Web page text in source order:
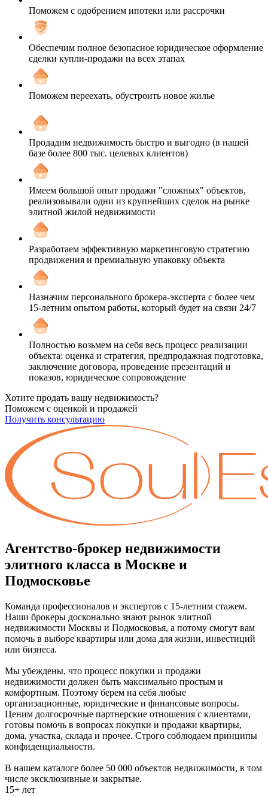
Поможем с одобрением ипотеки или рассрочки
Обеспечим полное безопасное юридическое оформление
сделки купли-продажи на всех этапах
Поможем переехать, обустроить новое жилье
Продадим недвижимость быстро и выгодно (в нашей
базе более 800 тыс. целевых клиентов)
Имеем большой опыт продажи "сложных" объектов,
реализовывали одни из крупнейших сделок на рынке
элитной жилой недвижимости
Разработаем эффективную маркетинговую стратегию
продвижения и премиальную упаковку объекта
Назначим персонального брокера-эксперта с более чем
15-летним опытом работы, который будет на связи 24/7
Полностью возьмем на себя весь процесс реализации
объекта: оценка и стратегия, предпродажная подготовка,
заключение договора, проведение презентаций и
показов, юридическое сопровождение
Хотите продать вашу недвижимость?
Поможем с оценкой и продажей
Получить консультацию
Агентство-брокер недвижимости
элитного класса в Москве и
Подмосковье
Команда профессионалов и экспертов с 15-летним стажем.
Наши брокеры досконально знают рынок элитной
недвижимости Москвы и Подмосковья, а потому смогут вам
помочь в выборе квартиры или дома для жизни, инвестиций
или бизнеса.
Мы убеждены, что процесс покупки и продажи
недвижимости должен быть максимально простым и
комфортным. Поэтому берем на себя любые
организационные, юридические и финансовые вопросы.
Ценим долгосрочные партнерские отношения с клиентами,
готовы помочь в вопросах покупки и продажи квартиры,
дома, участка, склада и прочее. Строго соблюдаем принципы
конфиденциальности.
В нашем каталоге более 50 000 объектов недвижимости, в том
числе эксклюзивные и закрытые.
15+ лет